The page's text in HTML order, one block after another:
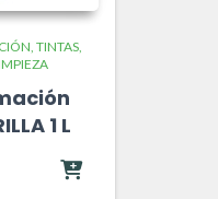
TINTAS,
1 L